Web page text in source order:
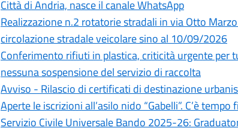
Città di Andria, nasce il canale WhatsApp
Realizzazione n.2 rotatorie stradali in via Otto
circolazione stradale veicolare sino al 10/09/2026
Conferimento rifiuti in plastica, criticità urgente per
nessuna sospensione del servizio di raccolta
Avviso - Rilascio di certificati di destinazione
Aperte le iscrizioni all’asilo nido “Gabelli”. C’è
Servizio Civile Universale Bando 2025-26: